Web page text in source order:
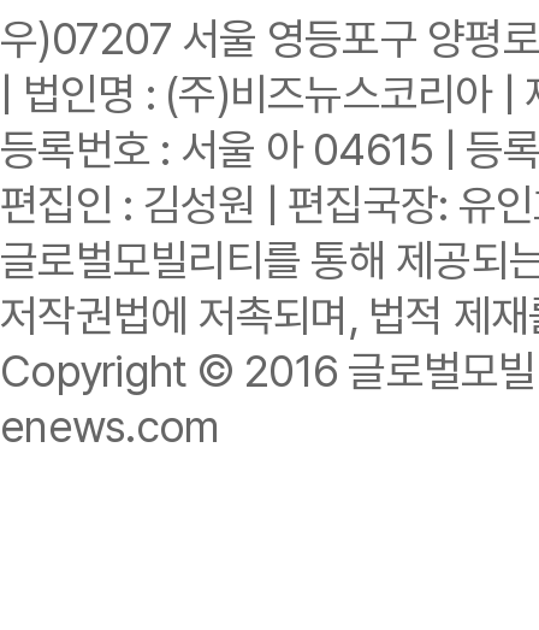
우)07207 서울 영등포구 양평
| 법인명 : (주)비즈뉴스코리
등록번호 : 서울 아 04615 | 등
편집인 : 김성원 | 편집국장: 유
글로벌모빌리티를 통해 제공되
저작권법에 저촉되며, 법적 제
Copyright © 2016 글로벌모
enews.com